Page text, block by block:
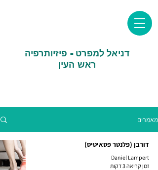
דניאל למפרט - פיזיותרפיה
ראש העין
מאמרים
דורבן (פלנטר פסאיטיס)
Daniel Lampert
זמן קריאה 3 דקות